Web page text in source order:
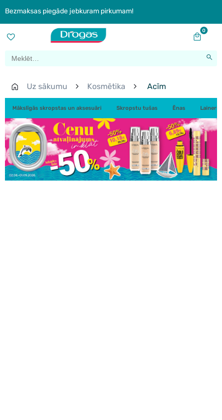
Bezmaksas piegāde jebkuram pirkumam!
0
Uz sākumu Kosmētika Acīm
Mākslīgās skropstas un aksesuāri Skropstu tušas Ēnas Laineri